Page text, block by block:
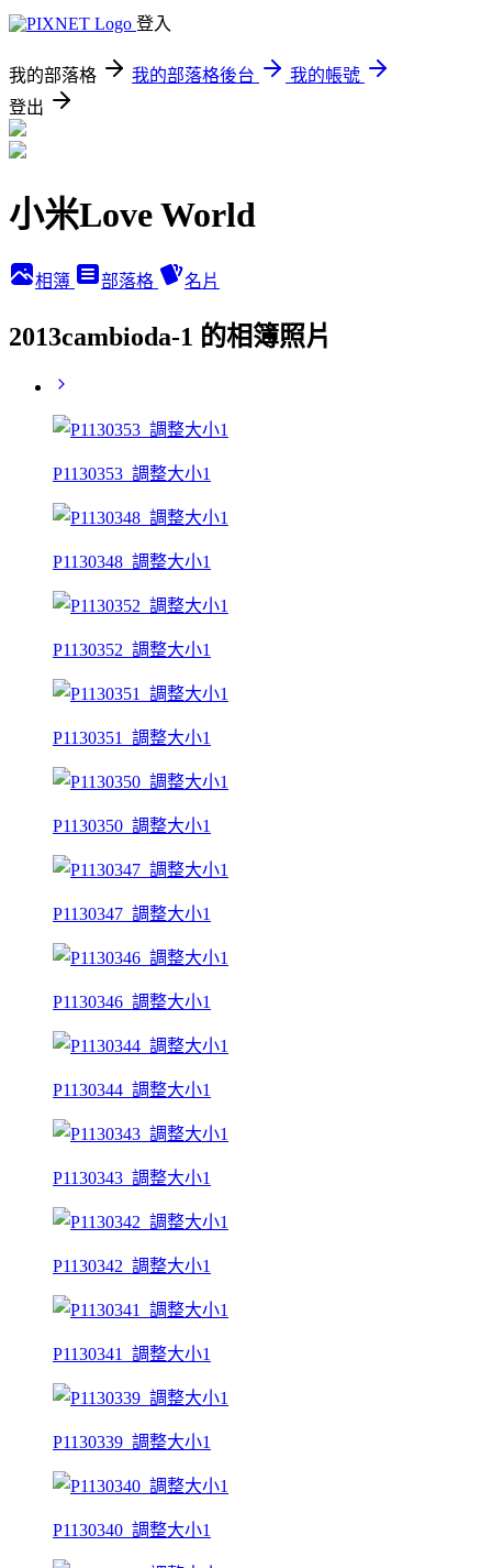
登入
我的部落格 我的部落格後台
我的帳號
登出
小米Love World
相簿 部落格 名片
2013cambioda-1 的相簿照片
P1130353_調整大小1
P1130348_調整大小1
P1130352_調整大小1
P1130351_調整大小1
P1130350_調整大小1
P1130347_調整大小1
P1130346_調整大小1
P1130344_調整大小1
P1130343_調整大小1
P1130342_調整大小1
P1130341_調整大小1
P1130339_調整大小1
P1130340_調整大小1